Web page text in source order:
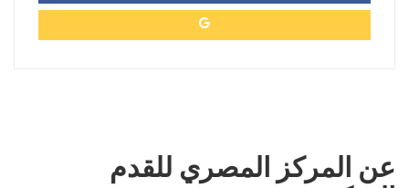
عن المركز المصري للقدم